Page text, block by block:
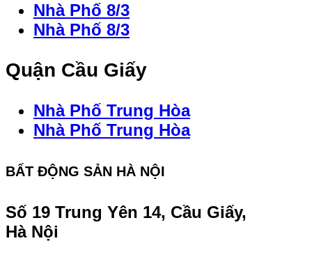
Nhà Phố 8/3
Nhà Phố 8/3
Quận Cầu Giấy
Nhà Phố Trung Hòa
Nhà Phố Trung Hòa
BẤT ĐỘNG SẢN HÀ NỘI
Số 19 Trung Yên 14, Cầu Giấy,
Hà Nội